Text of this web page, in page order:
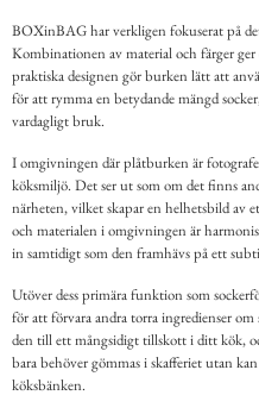
BOXinBAG har verkligen fokuserat på
Kombinationen av material och färger
praktiska designen gör burken lätt att
för att rymma en betydande mängd
vardagligt bruk.
I omgivningen där plåtburken är
köksmiljö. Det ser ut som om det finns
närheten, vilket skapar en helhetsbild av
och materialen i omgivningen är
in samtidigt som den framhävs på ett
Utöver dess primära funktion som
för att förvara andra torra ingredienser
den till ett mångsidigt tillskott i ditt kök,
bara behöver gömmas i skafferiet utan
köksbänken.